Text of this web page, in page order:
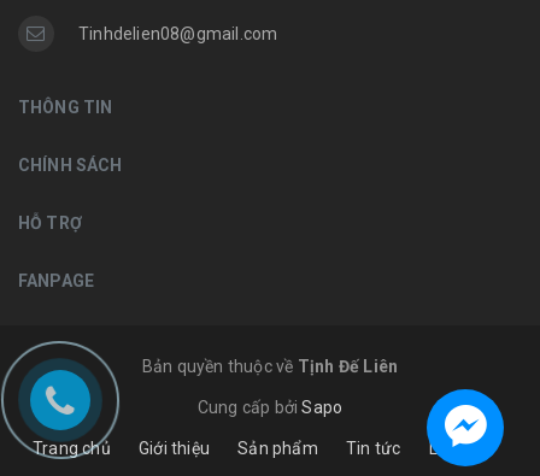
Tinhdelien08@gmail.com
THÔNG TIN
CHÍNH SÁCH
HỖ TRỢ
FANPAGE
Bản quyền thuộc về Tịnh Đế Liên
Cung cấp bởiSapo
Trang chủ Giới thiệu Sản phẩm Tin tức Liên hệ